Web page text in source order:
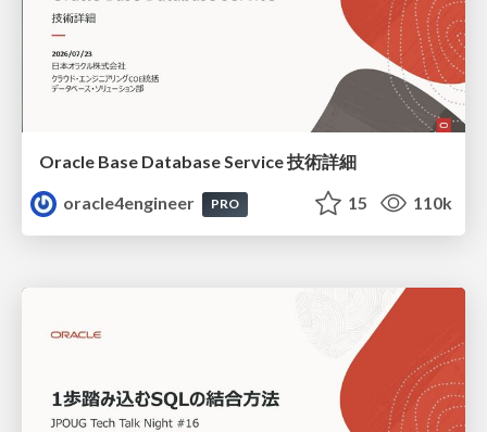
Oracle Base Database Service 技術詳細
oracle4engineer
PRO 15 110k